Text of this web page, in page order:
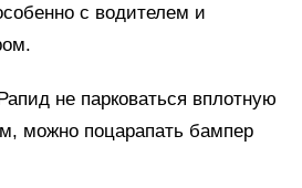
с водителем и
не парковаться вплотную
можно поцарапать бампер